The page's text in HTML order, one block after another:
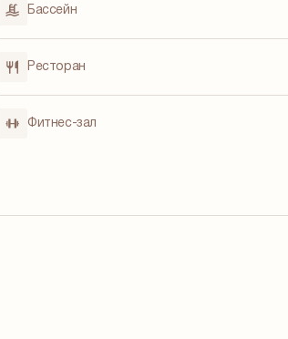
Бассейн
Ресторан
Фитнес-зал